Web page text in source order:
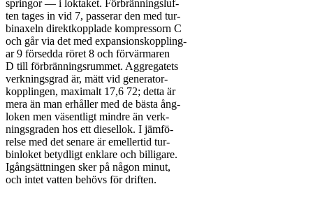
springor — i loktaket. Förbränningsluf-
ten tages in vid 7, passerar den med tur-
binaxeln direktkopplade kompressorn C
och går via det med expansionskoppling-
ar 9 försedda röret 8 och förvärmaren
D till förbränningsrummet. Aggregatets
verkningsgrad är, mätt vid generator-
kopplingen, maximalt 17,6 72; detta är
mera än man erhåller med de bästa ång-
loken men väsentligt mindre än verk-
ningsgraden hos ett diesellok. I jämfö-
relse med det senare är emellertid tur-
binloket betydligt enklare och billigare.
Igångsättningen sker på någon minut,
och intet vatten behövs för driften.